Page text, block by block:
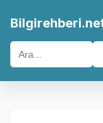
Rüya Tabirleri
Rüya Tabirleri
Rüya Tabirleri
Rüya Tabirleri